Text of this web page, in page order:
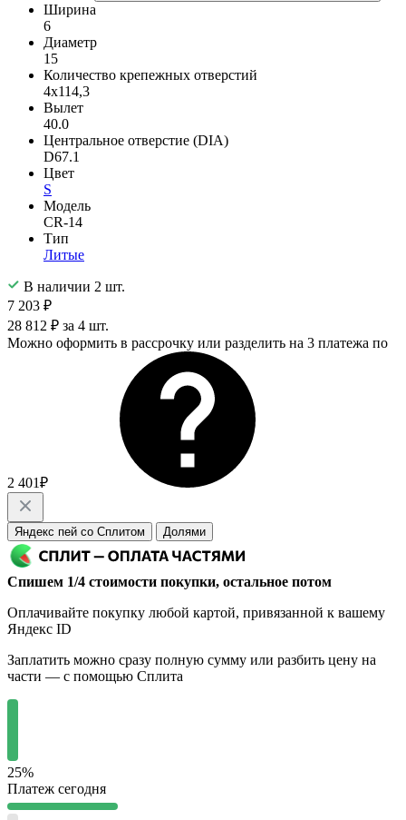
Ширина
6
Диаметр
15
Количество крепежных отверстий
4x114,3
Вылет
40.0
Центральное отверстие (DIA)
D67.1
Цвет
S
Модель
CR-14
Тип
Литые
В наличии 2 шт.
7 203 ₽
28 812 ₽ за 4 шт.
Можно оформить в рассрочку или разделить на 3 платежа по
2 401₽
Яндекс пей со Сплитом Долями
Спишем 1/4 стоимости покупки, остальное потом
Оплачивайте покупку любой картой, привязанной к вашему
Яндекс ID
Заплатить можно сразу полную сумму или разбить цену на
части — с помощью Сплита
25%
Платеж сегодня